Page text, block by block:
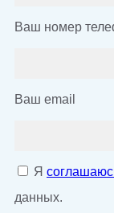
Ваш номер
Ваш email
Я
данных.